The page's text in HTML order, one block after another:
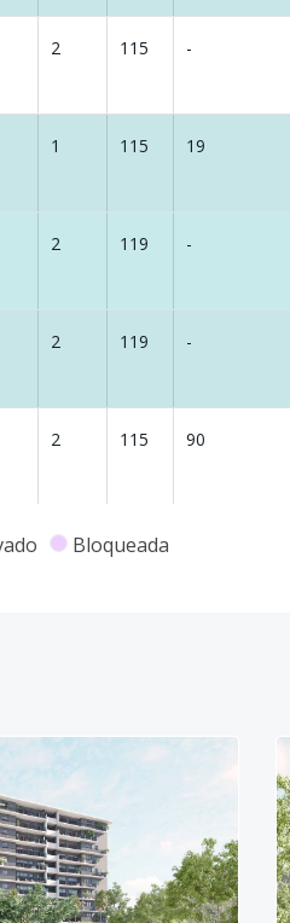
2 115 -
1 115 19
2 119 -
2 119 -
2 115 90
2 119
Bloqueada